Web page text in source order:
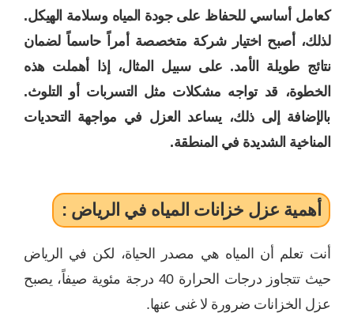
كعامل أساسي للحفاظ على جودة المياه وسلامة الهيكل.
لذلك، أصبح اختيار شركة متخصصة أمراً حاسماً لضمان
نتائج طويلة الأمد. على سبيل المثال، إذا أهملت هذه
الخطوة، قد تواجه مشكلات مثل التسربات أو التلوث.
بالإضافة إلى ذلك، يساعد العزل في مواجهة التحديات
المناخية الشديدة في المنطقة.
أهمية عزل خزانات المياه في الرياض :
أنت تعلم أن المياه هي مصدر الحياة، لكن في الرياض
حيث تتجاوز درجات الحرارة 40 درجة مئوية صيفاً، يصبح
عزل الخزانات ضرورة لا غنى عنها.